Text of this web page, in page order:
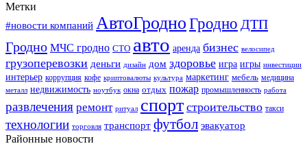
Метки
#новости компаний АвтоГродноГродно ДТП
Гродно МЧС гродно СТО авто аренда бизнес велосипед
грузоперевозки деньги дизайн дом здоровье игра игры инвестиции
интерьер коррупция кофе криптовалюты культура маркетинг мебель медицина
металл недвижимость ноутбук окна отдых пожар промышленность работа
развлечения ремонт ритуал спорт строительство такси
технологии торговля транспорт футбол эвакуатор
Районные новости